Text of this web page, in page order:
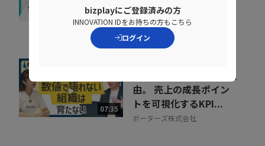
07:07
グ」のヒントとは
株式会社ベネッセコーポレーシ
ョン
07:35
組織が育たない本当の理
由。 売上の成長ポイン
トを可視化するKPI...
ポーターズ株式会社
bizplayにご登録済みの方
INNOVATION IDをお持ちの方もこちら
ログイン